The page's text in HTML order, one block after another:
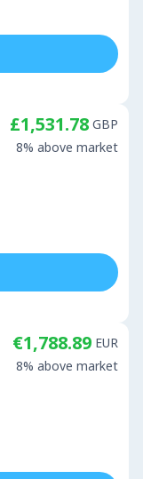
£1,531.78 GBP
8% above market
€1,788.89 EUR
8% above market